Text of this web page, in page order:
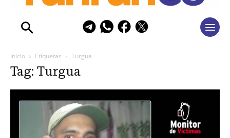
Inicio Etiquetas Turgua
Tag: Turgua